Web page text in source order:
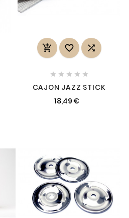
  
    
CAJON JAZZ STICK
18,49 €